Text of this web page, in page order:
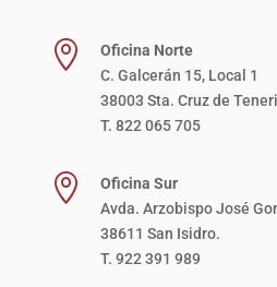

Oficina Norte
C. Galcerán 15, Local 1
38003 Sta. Cruz de
T. 822 065 705

Oficina Sur
Avda. Arzobispo José
38611 San Isidro.
T. 922 391 989